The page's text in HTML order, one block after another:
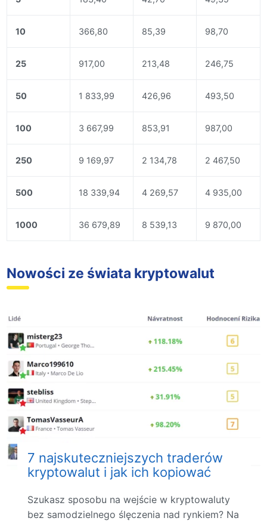
10 366,80 85,39 98,70
25 917,00 213,48 246,75
50 1 833,99 426,96 493,50
100 3 667,99 853,91 987,00
250 9 169,97 2 134,78 2 467,50
500 18 339,94 4 269,57 4 935,00
1000 36 679,89 8 539,13 9 870,00
Nowości ze świata kryptowalut
7 najskuteczniejszych traderów
kryptowalut i jak ich kopiować
Szukasz sposobu na wejście w kryptowaluty
bez samodzielnego ślęczenia nad rynkiem? Na